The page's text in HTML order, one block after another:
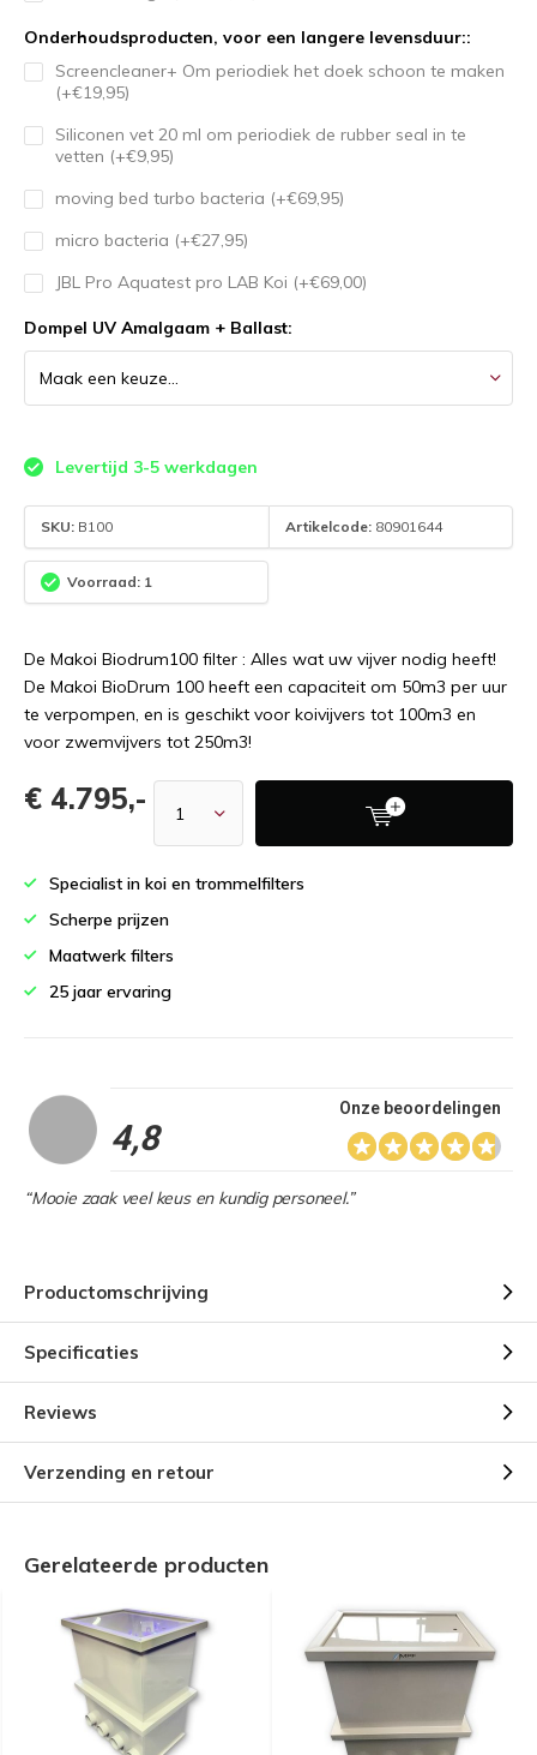
Onderhoudsproducten, voor een langere levensduur::
Screencleaner+ Om periodiek het doek schoon te maken
(+€19,95)
Siliconen vet 20 ml om periodiek de rubber seal in te
vetten (+€9,95)
moving bed turbo bacteria (+€69,95)
micro bacteria (+€27,95)
JBL Pro Aquatest pro LAB Koi (+€69,00)
Dompel UV Amalgaam + Ballast:
Levertijd 3-5 werkdagen
SKU: B100 Artikelcode: 80901644
Voorraad: 1
De Makoi Biodrum100 filter : Alles wat uw vijver nodig heeft!
De Makoi BioDrum 100 heeft een capaciteit om 50m3 per uur
te verpompen, en is geschikt voor koivijvers tot 100m3 en
voor zwemvijvers tot 250m3!
€ 4.795,-
Specialist in koi en trommelfilters
Scherpe prijzen
Maatwerk filters
25 jaar ervaring
4,8
Onze beoordelingen
“Mooie zaak veel keus en kundig personeel.”
Productomschrijving
Specificaties
Reviews
Verzending en retour
Gerelateerde producten